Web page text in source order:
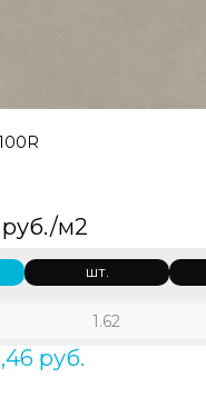
руб./м2
шт.
руб.